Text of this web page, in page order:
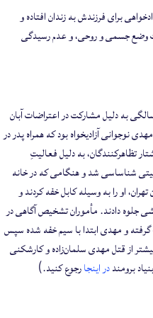
برای فرزندش به زندان افتاده و
وضع جسمی و روحی، و عدم رسیدگی
آقای سلمان‌زاده، مهدی سلمان‌زاده، در ۱۴ سالگی به دلیل مشارکت در اعتراضات آبان
نوجوانی آزادیخواه بود که همراه پدر در
کشتار تظاهرکنندگان، به دلیل فعالیتِ
شناساسی شد و هنگامی که در خانه
اسلامشهر استان تهران، او را به وسیله کابل خفه کردند و
جلوه دادند. مأموران تشخیص آگاهی در
و مهدی ابتدا با سیم خفه شده سپس
از قتل مهدی سلمان‌زاده و کارشکنی
برومنددر اینجارجوع کنید.)